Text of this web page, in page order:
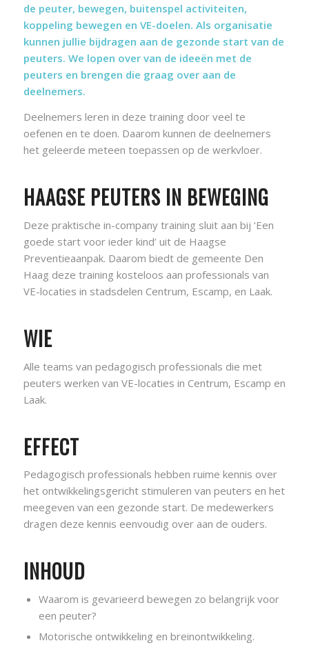
de peuter, bewegen, buitenspel activiteiten,
koppeling bewegen en VE-doelen. Als organisatie
kunnen jullie bijdragen aan de gezonde start van de
peuters. We lopen over van de ideeën met de
peuters en brengen die graag over aan de
deelnemers.
Deelnemers leren in deze training door veel te
oefenen en te doen. Daarom kunnen de deelnemers
het geleerde meteen toepassen op de werkvloer.
HAAGSE PEUTERS IN BEWEGING
Deze praktische in-company training sluit aan bij ‘Een
goede start voor ieder kind’ uit de Haagse
Preventieaanpak. Daarom biedt de gemeente Den
Haag deze training kosteloos aan professionals van
VE-locaties in stadsdelen Centrum, Escamp, en Laak.
WIE
Alle teams van pedagogisch professionals die met
peuters werken van VE-locaties in Centrum, Escamp en
Laak.
EFFECT
Pedagogisch professionals hebben ruime kennis over
het ontwikkelingsgericht stimuleren van peuters en het
meegeven van een gezonde start. De medewerkers
dragen deze kennis eenvoudig over aan de ouders.
INHOUD
Waarom is gevarieerd bewegen zo belangrijk voor
een peuter?
Motorische ontwikkeling en breinontwikkeling.